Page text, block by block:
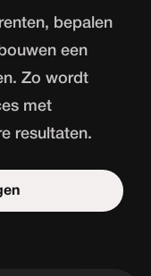
bepalen
een
Zo wordt
met
resultaten.